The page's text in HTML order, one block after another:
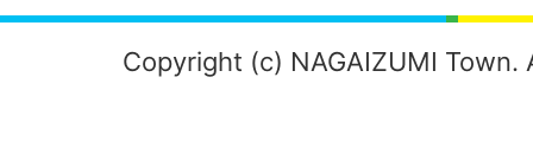
Copyright (c) NAGAIZUMI Town.